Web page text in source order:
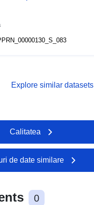
Explore similar datasets
Calitatea
de date similare
0